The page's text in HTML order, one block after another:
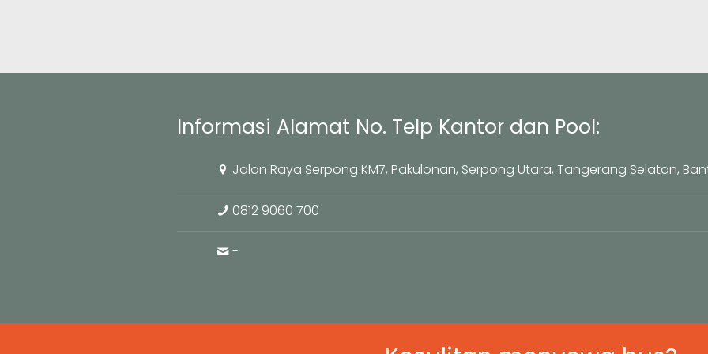
Informasi Alamat No. Telp Kantor dan Pool:
Jalan Raya Serpong KM7, Pakulonan, Serpong Utara, Tangerang Selatan,
0812 9060 700
-